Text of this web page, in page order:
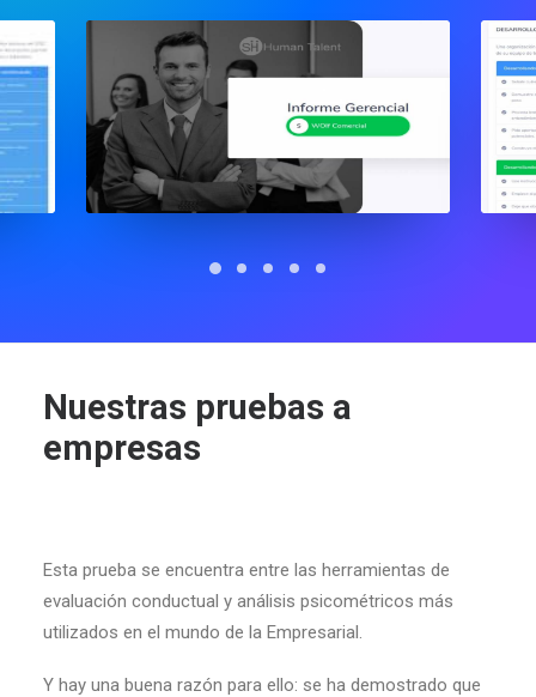
Nuestras pruebas a
empresas
Esta prueba se encuentra entre las herramientas de
evaluación conductual y análisis psicométricos más
utilizados en el mundo de la Empresarial.
Y hay una buena razón para ello: se ha demostrado que